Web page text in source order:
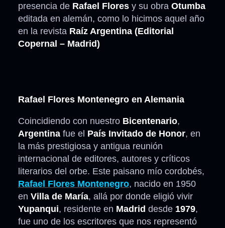
presencia de Rafael Flores y su obra Otumba
editada en alemán, como lo hicimos aquel año
en la revista Raíz Argentina (Editorial
Copernal – Madrid)
Rafael Flores Montenegro en Alemania
Coincidiendo con nuestro Bicentenario,
Argentina fue el País Invitado de Honor, en
la más prestigiosa y antigua reunión
internacional de editores, autores y críticos
literarios del orbe. Este paisano mío cordobés,
Rafael Flores Montenegro, nacido en 1950
en Villa de María, allá por donde eligió vivir
Yupanqui, residente en Madrid desde 1979,
fue uno de los escritores que nos representó